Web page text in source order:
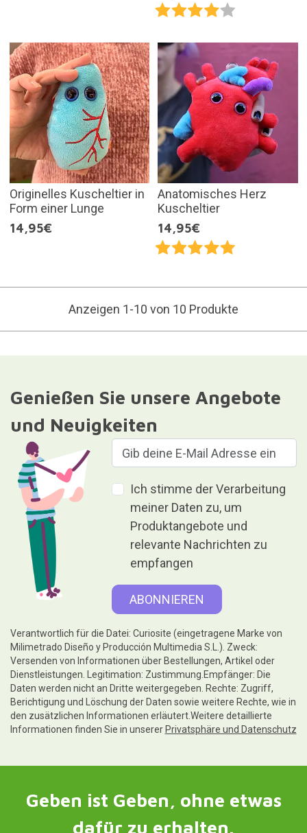
Originelles Kuscheltier in
Form einer Lunge
14,95€
Anatomisches Herz
Kuscheltier
14,95€
Anzeigen 1-10 von 10 Produkte
Genießen Sie unsere Angebote
und Neuigkeiten
Ich stimme der Verarbeitung
meiner Daten zu, um
Produktangebote und
relevante Nachrichten zu
empfangen
Verantwortlich für die Datei: Curiosite (eingetragene Marke von
Milimetrado Diseño y Producción Multimedia S.L.). Zweck:
Versenden von Informationen über Bestellungen, Artikel oder
Dienstleistungen. Legitimation: Zustimmung.Empfänger: Die
Daten werden nicht an Dritte weitergegeben. Rechte: Zugriff,
Berichtigung und Löschung der Daten sowie weitere Rechte, wie in
den zusätzlichen Informationen erläutert.Weitere detaillierte
Informationen finden Sie in unsererPrivatsphäre und Datenschutz
Geben ist Geben, ohne etwas
dafür zu erhalten.